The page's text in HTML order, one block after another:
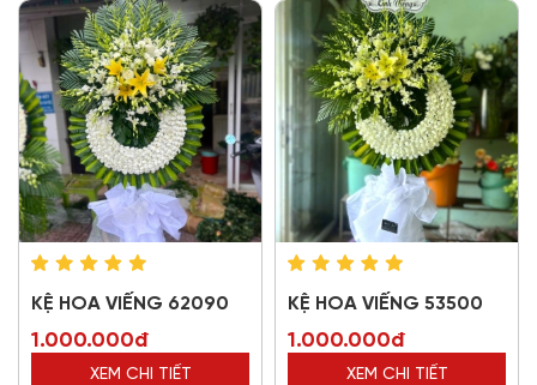
KỆ HOA VIẾNG 62090
1.000.000đ
XEM CHI TIẾT
KỆ HOA VIẾNG 53500
1.000.000đ
XEM CHI TIẾT